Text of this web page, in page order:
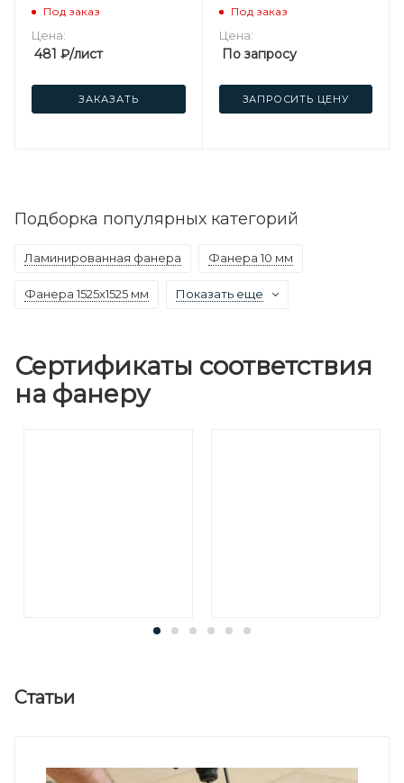
березовая
Под заказ
Цена:
481 ₽/лист
ЗАКАЗАТЬ
нешлифованная
Под заказ
Цена:
По запросу
ЗАПРОСИТЬ ЦЕНУ
Подборка популярных категорий
Ламинированная фанера Фанера 10 мм
Фанера 1525х1525 мм Показать еще
Сертификаты соответствия
на фанеру
Статьи